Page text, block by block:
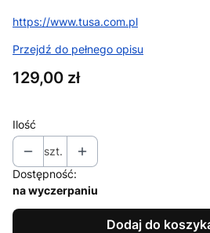
https://www.tusa.com.pl
Przejdź do pełnego opisu
Cena
129,00 zł
Ilość
szt.
Dostępność:
na wyczerpaniu
Dodaj do